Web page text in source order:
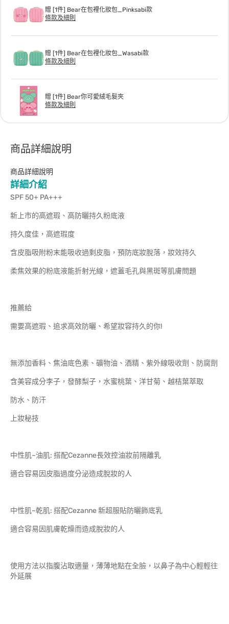
贈 [1件] Bear在包裡化妝包_Pinksabi款
條款及細則
贈 [1件] Bear在包裡化妝包_Wasabi款
條款及細則
贈 [1件] Bear你可愛絨毛髮夾
條款及細則
商品詳細說明
商品詳細說明
詳細介紹
SPF 50+ PA+++
新上市的高遮瑕、高防曬持久粉底液
持久度佳，高遮瑕度
含皮脂吸附粉末能吸收過剩皮脂，預防底妝脫落，妝效持久
柔焦效果的粉底液能折射光線，遮蓋毛孔與黑斑等肌膚問題
推薦給
需要高遮瑕、追求高效防曬、希望妝容持久的你!
無添加香料、焦油底色素、礦物油、酒精、紫外線吸收劑、防腐劑
含美容成分李子，發酵梨子，水蜜桃葉、洋甘菊、越桔葉萃取
防水、防汗
上妝秘技
中性肌~油肌: 搭配Cezanne長效控油妝前隔離乳
適合容易因皮脂過度分泌造成脫妝的人
中性肌~乾肌: 搭配Cezanne 新超服貼防曬飾底乳
適合容易因肌膚乾燥而造成脫妝的人
使用方法以指腹沾取適量，薄薄地點在全臉，以鼻子為中心輕輕往
外延展